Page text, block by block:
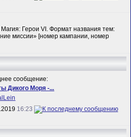
Герои VI. Формат названия тем:
миссии» [номер кампании, номер
сообщение:
Дикого Моря -...
16:23